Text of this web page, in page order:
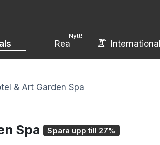
Nytt!
Rea
& Art Garden Spa
Spa Spara upp till 27%